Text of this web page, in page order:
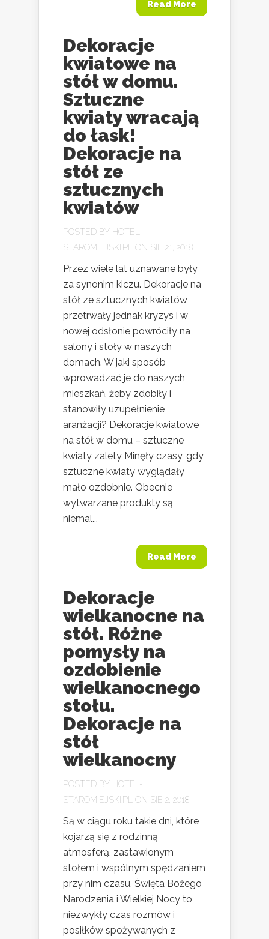
Read More
Dekoracje
kwiatowe na
stół w domu.
Sztuczne
kwiaty wracają
do łask!
Dekoracje na
stół ze
sztucznych
kwiatów
POSTED BY HOTEL-
STAROMIEJSKI.PL
ON SIE 21, 2018
Przez wiele lat uznawane były
za synonim kiczu. Dekoracje na
stół ze sztucznych kwiatów
przetrwały jednak kryzys i w
nowej odsłonie powróciły na
salony i stoły w naszych
domach. W jaki sposób
wprowadzać je do naszych
mieszkań, żeby zdobiły i
stanowiły uzupełnienie
aranżacji? Dekoracje kwiatowe
na stół w domu – sztuczne
kwiaty zalety Minęły czasy, gdy
sztuczne kwiaty wyglądały
mało ozdobnie. Obecnie
wytwarzane produkty są
niemal...
Read More
Dekoracje
wielkanocne na
stół. Różne
pomysły na
ozdobienie
wielkanocnego
stołu.
Dekoracje na
stół
wielkanocny
POSTED BY HOTEL-
STAROMIEJSKI.PL
ON SIE 2, 2018
Są w ciągu roku takie dni, które
kojarzą się z rodzinną
atmosferą, zastawionym
stołem i wspólnym spędzaniem
przy nim czasu. Święta Bożego
Narodzenia i Wielkiej Nocy to
niezwykły czas rozmów i
posiłków spożywanych z